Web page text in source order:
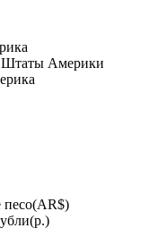
Америки
песо(AR$)